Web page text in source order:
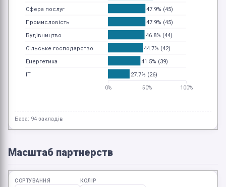
47.9% (45)
47.9% (45)
46.8% (44)
44.7% (42)
41.5% (39)
27.7% (26)
0% 50% 100%
Сфера послуг
Промисловість
Будівництво
Сільське господарство
Енергетика
ІТ
База: 94 закладів
Масштаб партнерств
СОРТУВАННЯ КОЛІР